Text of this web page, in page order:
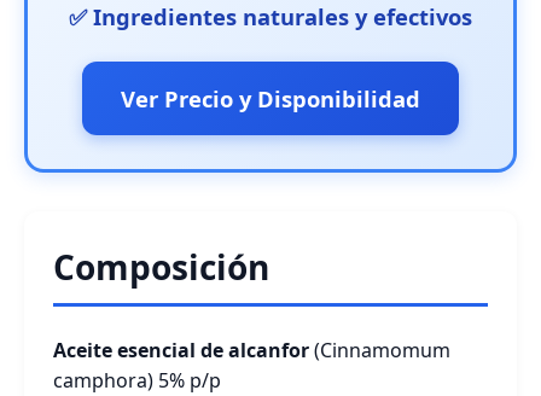
✅ Ingredientes naturales y efectivos
Ver Precio y Disponibilidad
Composición
Aceite esencial de alcanfor(Cinnamomum
camphora) 5% p/p